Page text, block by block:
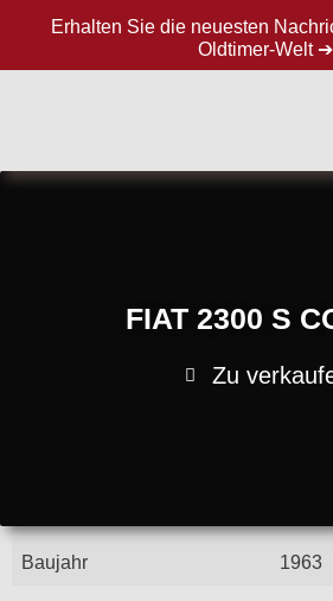
Erhalten Sie die neuesten
Oldtimer-Welt ➔
FIAT 2300 S
Zu
Baujahr 1963